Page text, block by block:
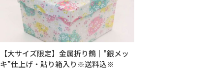
【大サイズ限定】金属折り鶴｜"銀メッ
キ”仕上げ・貼り箱入り※送料込※